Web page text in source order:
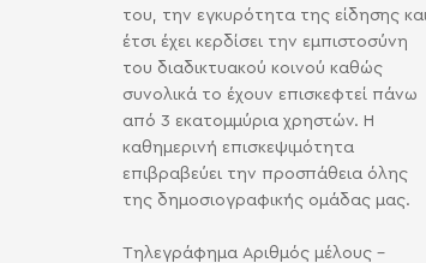
του, την εγκυρότητα της είδησης
έτσι έχει κερδίσει την εμπιστοσύνη
του διαδικτυακού κοινού καθώς
συνολικά το έχουν επισκεφτεί πάνω
από 3 εκατομμύρια χρηστών. Η
καθημερινή επισκεψιμότητα
επιβραβεύει την προσπάθεια όλης
της δημοσιογραφικής ομάδας μας.
Τηλεγράφημα Αριθμός μέλους -